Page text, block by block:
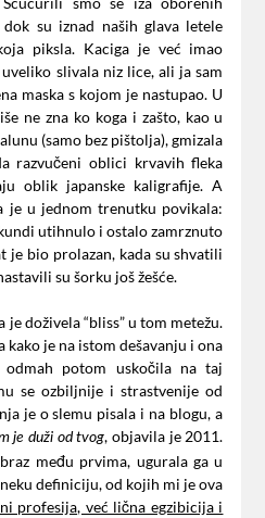
su iznad naših glava letele
piksla. Kaciga je već imao
slivala niz lice, ali ja sam
maska s kojom je nastupao. U
ne zna ko koga i zašto, kao u
(samo bez pištolja), gmizala
razvučeni oblici krvavih fleka
oblik japanske kaligrafije. A
je u jednom trenutku povikala:
utihnulo i ostalo zamrznuto
je bio prolazan, kada su shvatili
su šorku još žešće.
doživela “bliss” u tom metežu.
je na istom dešavanju i ona
potom uskočila na taj
se ozbiljnije i strastvenije od
je o slemu pisala i na blogu, a
je duži od tvog, objavila je 2011.
među prvima, ugurala ga u
definiciju, od kojih mi je ova
profesija, već lična egzibicija i